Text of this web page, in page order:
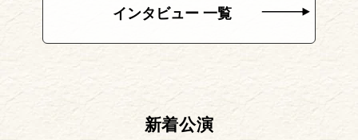
インタビュー 一覧
新着公演